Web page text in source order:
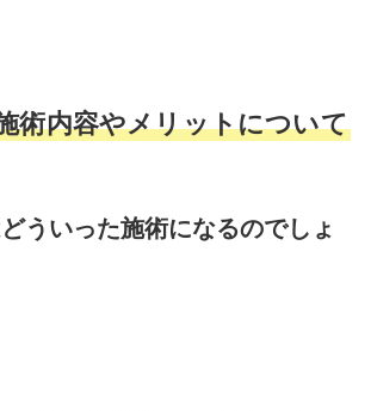
術内容やメリットについて
ういった施術になるのでしょ